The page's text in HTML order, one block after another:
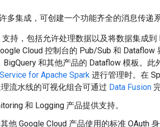
多集成，可创建一个功能齐全的消息传递
支持，包括允许处理数据以及将数据集成到
Cloud 控制台的 Pub/Sub 和 Dataflow
和其他产品的 Dataflow 模板。此
for Apache Spark 进行管理时。在
流水线的可视化组合可通过 Data Fusion
和 Logging 产品提供支持。
他 Google Cloud 产品使用的标准 OAuth